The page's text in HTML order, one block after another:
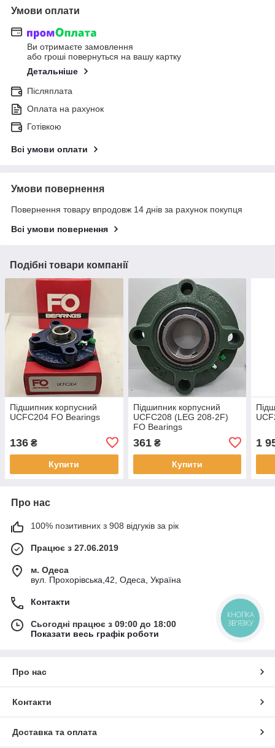
Умови оплати
Ви отримаєте замовлення
або гроші повернуться на вашу картку
Детальніше
Післяплата
Оплата на рахунок
Готівкою
Всі умови оплати
Умови повернення
Повернення товару впродовж 14 днів за рахунок покупця
Всі умови повернення
Подібні товари компанії
Підшипник корпусний
UCFC204 FO Bearings
136 ₴
Купити
Підшипник корпусний
UCFC208 (LEG 208-2F)
FO Bearings
361₴
Купити
1
Про нас
100% позитивних з 908 відгуків за рік
Працює з 27.06.2019
м. Одеса
вул. Прохорівська,42, Одеса, Україна
Контакти
Сьогодні працює з 09:00 до 18:00
Показати весь графік роботи
Про нас
Контакти
Доставка та оплата
КНОПКА
ЗВ'ЯЗКУ